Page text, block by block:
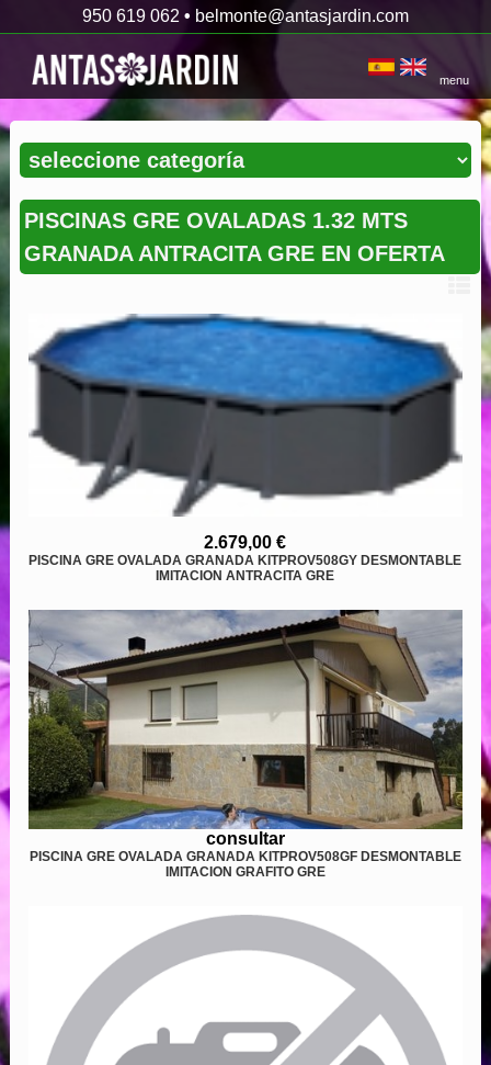
950 619 062 • belmonte@antasjardin.com
menu
PISCINAS GRE OVALADAS 1.32 MTS
GRANADA ANTRACITA GRE EN OFERTA
2.679,00 €
PISCINA GRE OVALADA GRANADA KITPROV508GY DESMONTABLE
IMITACION ANTRACITA GRE
consultar
PISCINA GRE OVALADA GRANADA KITPROV508GF DESMONTABLE
IMITACION GRAFITO GRE